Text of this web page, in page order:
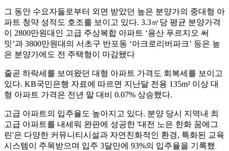
그 동안 수요자들로부터 외면 받았던 높은 분양가의 중대형 아
파트 청약 성적도 호조를 보이고 있다. 3.3㎡당 평균 분양가격
이 2800만원대인 고급 주상복합 아파트 ‘용산 푸르지오 써
밋’과 3800만원대의 서초구 반포동 ‘아크로리버파크’ 등은 높
은 분양가에도 전 주택형이 마감됐다
줄곧 하락세를 보여왔던 대형 아파트 가격도 회복세를 보이고
있다. KB국민은행 자료에 따르면 지난달 전용 135m² 이상 대
형 아파트 가격은 전년 말 대비 0.07% 상승했다.
고급 아파트의 입주율도 높아지고 있다. 분양 당시 지역내 최
고급 아파트를 내세워 완판에 성공한 '대전 노은 한화 꿈에그
린'은 다양한 커뮤니티시설과 자연친화적인 환경, 특화된 교육
시스템이 주목받으며 입주 3달만에 93%의 입주율을 기록했